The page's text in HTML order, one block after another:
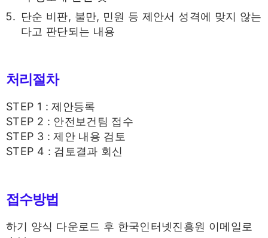
단순 비판, 불만, 민원 등 제안서 성격에 맞지 않는
다고 판단되는 내용
처리절차
STEP 1 : 제안등록
STEP 2 : 안전보건팀 접수
STEP 3 : 제안 내용 검토
STEP 4 : 검토결과 회신
접수방법
하기 양식 다운로드 후 한국인터넷진흥원 이메일로